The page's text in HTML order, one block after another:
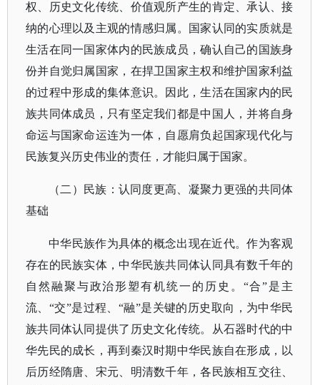
权、历史文化传统、价值观所产生的肯定、承认、接
纳的心理以及主观的情感归属。国家认同的实质就是
生活在同一国家体内的民族成员，确认自己的国族身
份并自觉归属国家，在捍卫国家主权和维护国家利益
的过程中形成的集体意识。 因此，生活在国家内的民
族共同体成员，只有坚定我们都是中国人，并将自身
命运与国家命运连为一体，自愿肩负起国家现代化与
民族复兴历史伟业的责任，才能归属于国家。
（二）民族：认同度更高、凝聚力更强的共同体
基础
中华民族作为具体的概念出现在近代。作为客观
存在的民族实体，中华民族共同体认同具有数千年的
自然融聚与政治形塑有机统一的历史。 “合”是主
流、“交”是过程、“融”是关键的历史取向，为中华民
族共同体认同提供了历史文化传统。
从石器时代的中
华先民的成长，再到秦汉时期中华民族自在形成，以
后历经隋唐、宋元、明清数千年，各民族相互交往、